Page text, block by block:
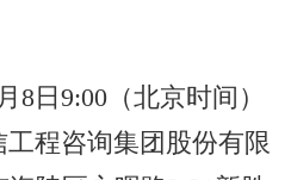
8日9:00（北京时间）
程咨询集团股份有限